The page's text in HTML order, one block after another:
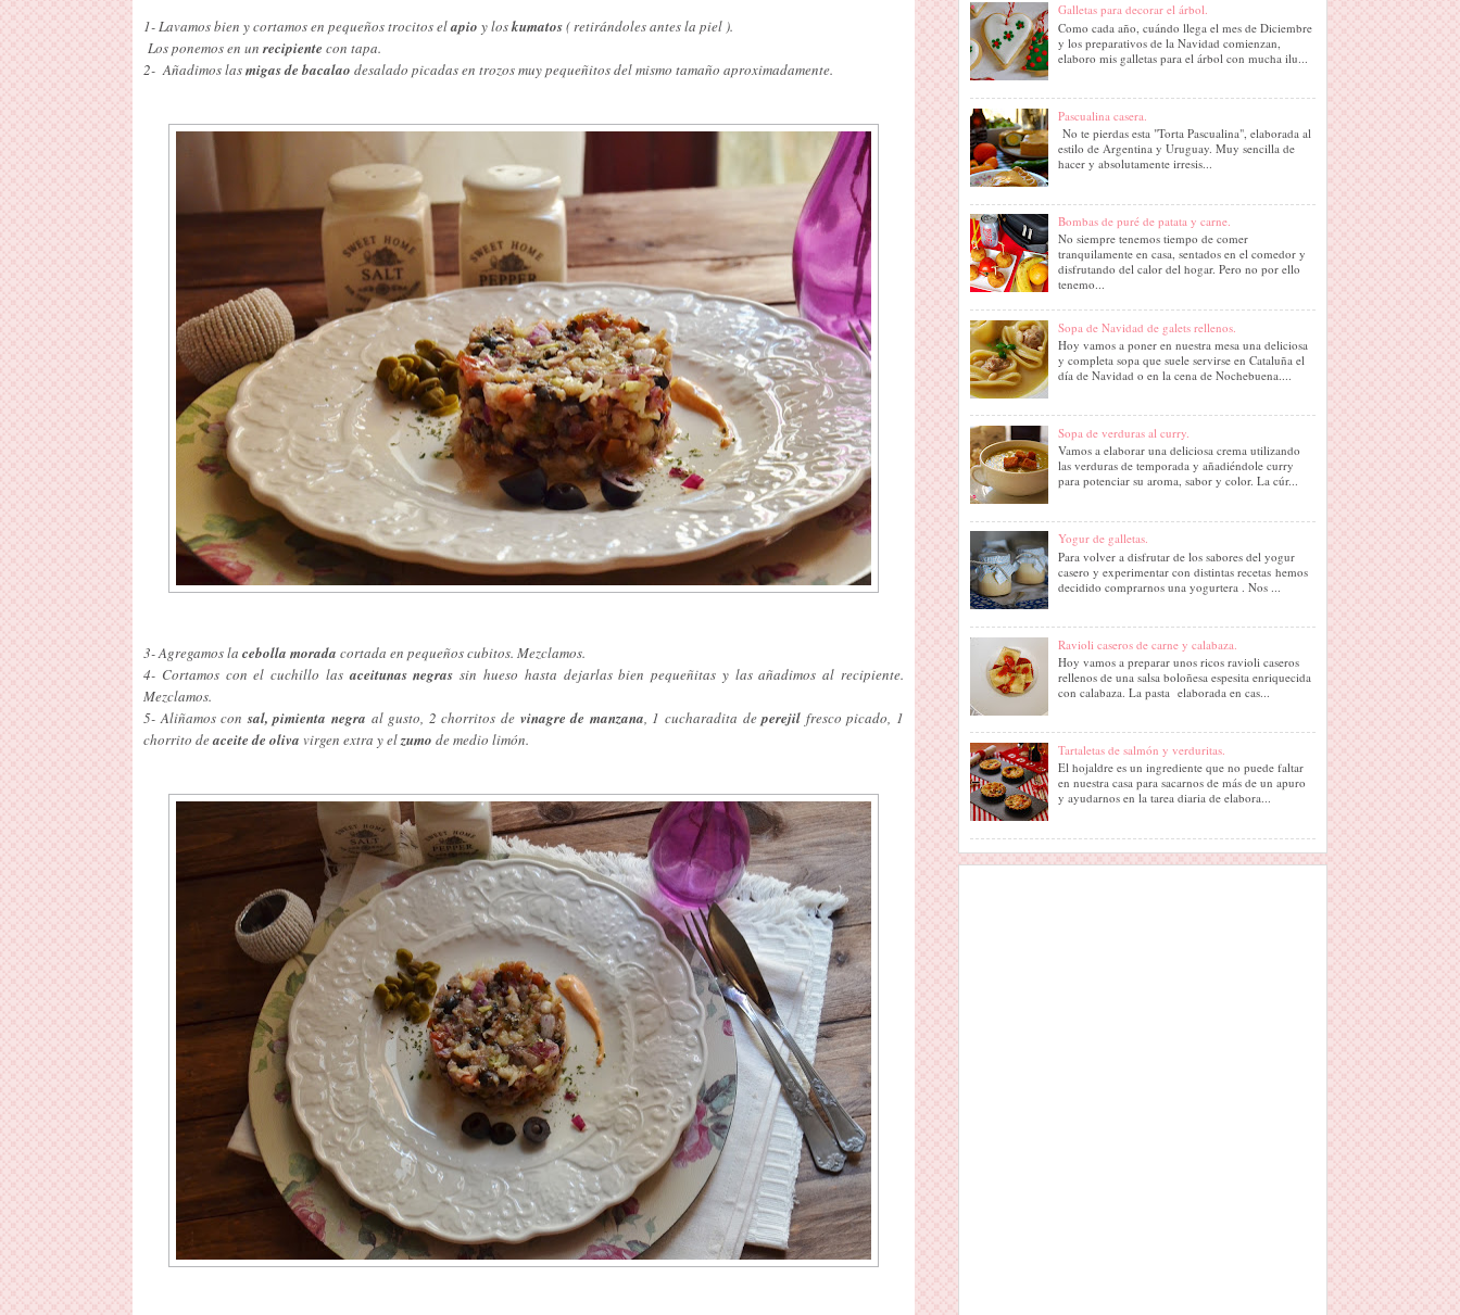
1- Lavamos bien y cortamos en pequeños trocitos elapio y loskumatos( retirándoles antes la piel ).
Los ponemos en un recipiente con tapa.
2- Añadimos lasmigas de bacalao desalado picadas en trozos muy pequeñitos del mismo tamaño aproximadamente.
3- Agregamos la cebolla morada cortada en pequeños cubitos. Mezclamos.
4- Cortamos con el cuchillo lasaceitunas negras sin hueso hasta dejarlas bien pequeñitas y las añadimos al recipiente.
Mezclamos.
5- Aliñamos con sal, pimienta negra al gusto, 2 chorritos de vinagre de manzana, 1 cucharadita deperejil fresco picado, 1
chorrito deaceite de oliva virgen extra y elzumo de medio limón.
Galletas para decorar el árbol.
Como cada año, cuándo llega el mes de Diciembre
y los preparativos de la Navidad comienzan,
elaboro mis galletas para el árbol con mucha ilu...
Pascualina casera.
No te pierdas esta "Torta Pascualina", elaborada al
estilo de Argentina y Uruguay. Muy sencilla de
hacer y absolutamente irresis...
Bombas de puré de patata y carne.
No siempre tenemos tiempo de comer
tranquilamente en casa, sentados en el comedor y
disfrutando del calor del hogar. Pero no por ello
tenemo...
Sopa de Navidad de galets rellenos.
Hoy vamos a poner en nuestra mesa una deliciosa
y completa sopa que suele servirse en Cataluña el
día de Navidad o en la cena de Nochebuena....
Sopa de verduras al curry.
Vamos a elaborar una deliciosa crema utilizando
las verduras de temporada y añadiéndole curry
para potenciar su aroma, sabor y color. La cúr...
Yogur de galletas.
Para volver a disfrutar de los sabores del yogur
casero y experimentar con distintas recetas hemos
decidido comprarnos una yogurtera . Nos ...
Ravioli caseros de carne y calabaza.
Hoy vamos a preparar unos ricos ravioli caseros
rellenos de una salsa boloñesa espesita enriquecida
con calabaza. La pasta elaborada en cas...
Tartaletas de salmón y verduritas.
El hojaldre es un ingrediente que no puede faltar
en nuestra casa para sacarnos de más de un apuro
y ayudarnos en la tarea diaria de elabora...